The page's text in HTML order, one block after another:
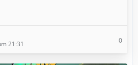
21:31
0